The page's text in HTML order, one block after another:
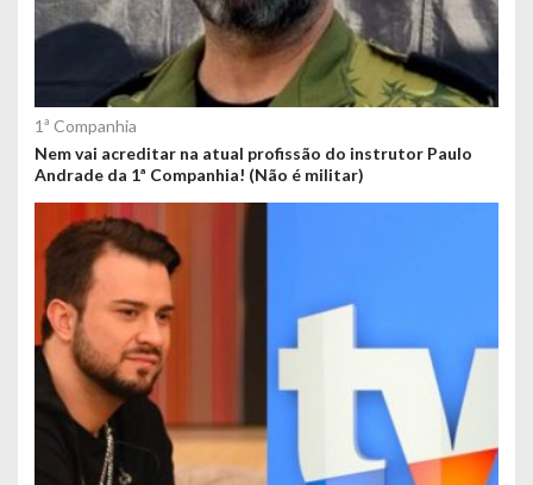
1ª Companhia
Nem vai acreditar na atual profissão do instrutor Paulo
Andrade da 1ª Companhia! (Não é militar)